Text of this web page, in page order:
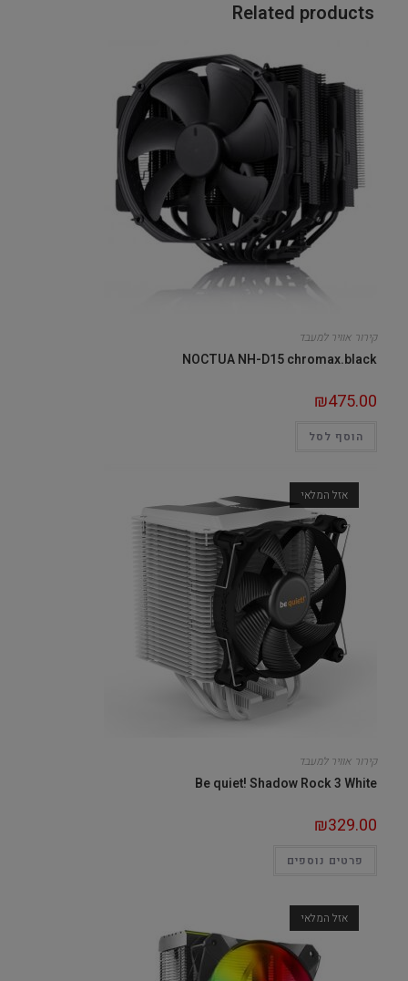
Related products
קירור אוויר למעבד
NOCTUA NH-D15 chromax.black
₪475.00
הוסף לסל
אזל המלאי
קירור אוויר למעבד
Be quiet! Shadow Rock 3 White
₪329.00
פרטים נוספים
אזל המלאי